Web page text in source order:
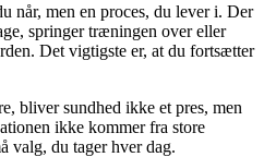
når, men en proces, du lever i. Der
springer træningen over eller
Det vigtigste er, at du fortsætter
bliver sundhed ikke et pres, men
ikke kommer fra store
valg, du tager hver dag.